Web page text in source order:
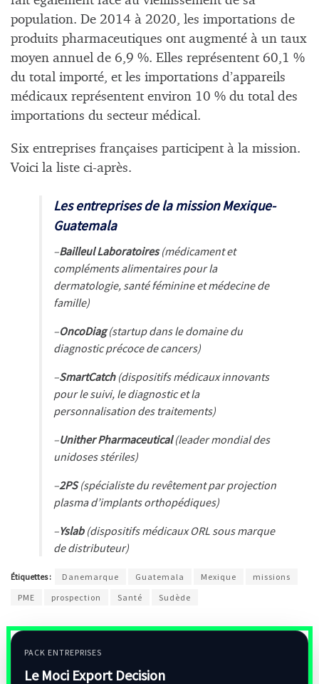
population. De 2014 à 2020, les importations de
produits pharmaceutiques ont augmenté à un taux
moyen annuel de 6,9 %. Elles représentent 60,1 %
du total importé, et les importations d’appareils
médicaux représentent environ 10 % du total des
importations du secteur médical.
Six entreprises françaises participent à la mission.
Voici la liste ci-après.
Les entreprises de la mission Mexique-
Guatemala
–Bailleul Laboratoires(médicament et
compléments alimentaires pour la
dermatologie, santé féminine et médecine de
famille)
–OncoDiag(startup dans le domaine du
diagnostic précoce de cancers)
–SmartCatch(dispositifs médicaux innovants
pour le suivi, le diagnostic et la
personnalisation des traitements)
–Unither Pharmaceutical(leader mondial des
unidoses stériles)
–2PS(spécialiste du revêtement par projection
plasma d’implants orthopédiques)
–Yslab(dispositifs médicaux ORL sous marque
de distributeur)
Étiquettes : Danemarque Guatemala Mexique
missions
PME
prospection Santé Sudède
PACK ENTREPRISES
Le Moci Export Decision